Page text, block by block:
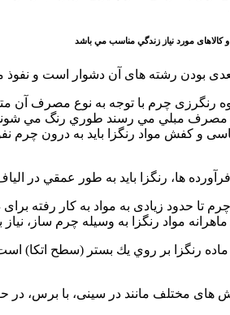
و كالاهای مورد نياز زندگي مناسب مي باشد
بودن رشته های آن دشوار است و
رنگرزی چرم با توجه به نوع مصرف آن
مصرف مبلي مي رسند طوري رنگ مي شوند
و كفش مواد رنگزا بايد به درون چرم
فرآورده ها، رنگزا بايد به طور عمقي در
تا حدود زيادی به مواد به كار رفته
مواد رنگزا به وسيله چرم ساز،
رنگزا بر روي يك بستر (سطح اتكا)
مختلف مانند در سينی، با برس،